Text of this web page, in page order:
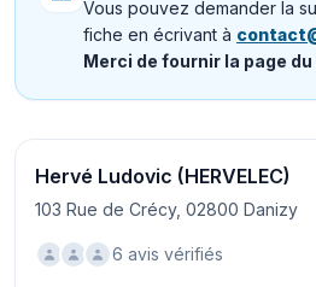
Vous pouvez demander la
fiche en écrivant à
Merci de fournir la page
Hervé Ludovic (HERVELEC)
103 Rue de Crécy, 02800 Danizy
6 avis vérifiés